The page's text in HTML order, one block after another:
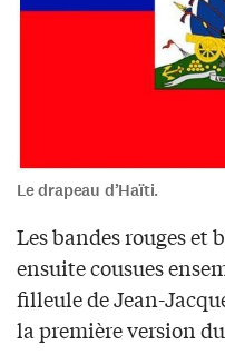
Le drapeau d’Haïti.
Les bandes rouges et
ensuite cousues
filleule de Jean-
la première version